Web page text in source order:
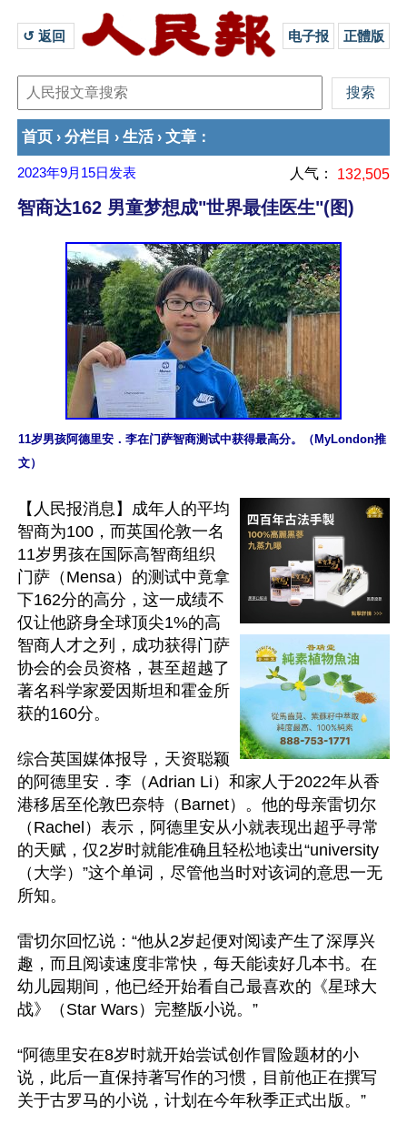
↺ 返回 电子报 正體版
首页 › 分栏目 › 生活 › 文章 ：
2023年9月15日 发表 人气： 132,505
智商达162 男童梦想成"世界最佳医生"(图)
11岁男孩阿德里安．李在门萨智商测试中获得最高分。（MyLondon推
文）
【人民报消息】成年人的平均
智商为100，而英国伦敦一名
11岁男孩在国际高智商组织
门萨（Mensa）的测试中竟拿
下162分的高分，这一成绩不
仅让他跻身全球顶尖1%的高
智商人才之列，成功获得门萨
协会的会员资格，甚至超越了
著名科学家爱因斯坦和霍金所
获的160分。
综合英国媒体报导，天资聪颖
的阿德里安．李（Adrian Li）和家人于2022年从香
港移居至伦敦巴奈特（Barnet）。他的母亲雷切尔
（Rachel）表示，阿德里安从小就表现出超乎寻常
的天赋，仅2岁时就能准确且轻松地读出“university
（大学）”这个单词，尽管他当时对该词的意思一无
所知。
雷切尔回忆说：“他从2岁起便对阅读产生了深厚兴
趣，而且阅读速度非常快，每天能读好几本书。在
幼儿园期间，他已经开始看自己最喜欢的《星球大
战》（Star Wars）完整版小说。”
“阿德里安在8岁时就开始尝试创作冒险题材的小
说，此后一直保持著写作的习惯，目前他正在撰写
关于古罗马的小说，计划在今年秋季正式出版。”